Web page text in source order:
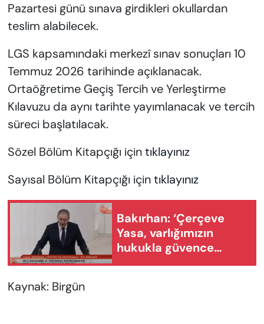
Pazartesi günü sınava girdikleri okullardan
teslim alabilecek.
LGS kapsamındaki merkezî sınav sonuçları 10
Temmuz 2026 tarihinde açıklanacak.
Ortaöğretime Geçiş Tercih ve Yerleştirme
Kılavuzu da aynı tarihte yayımlanacak ve tercih
süreci başlatılacak.
Sözel Bölüm Kitapçığı içintıklayınız
Sayısal Bölüm Kitapçığı içintıklayınız
Bakırhan: ‘Çerçeve
Yasa, varlığımızın
hukukla güvence
altına alınmasıdır’
Kaynak: Birgün